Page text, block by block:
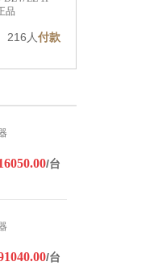
品
216人付款
/台
/台